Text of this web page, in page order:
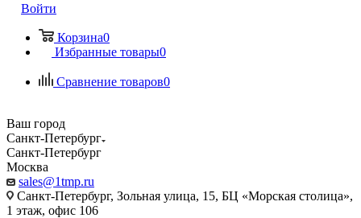
Войти
Корзина0
Избранные товары0
Сравнение товаров0
Ваш город
Санкт-Петербург
Санкт-Петербург
Москва
sales@1tmp.ru
Санкт-Петербург, Зольная улица, 15, БЦ «Морская столица»,
1 этаж, офис 106